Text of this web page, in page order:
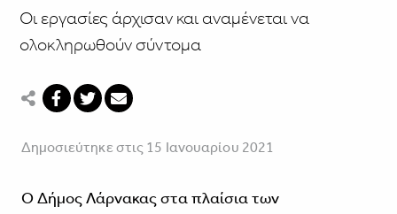
Οι εργασίες άρχισαν και αναμένεται να
ολοκληρωθούν σύντομα
Δημοσιεύτηκε στις 15 Ιανουαρίου 2021
Ο Δήμος Λάρνακας στα πλαίσια των